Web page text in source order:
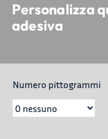
Personalizza
adesiva
Numero pittogrammi